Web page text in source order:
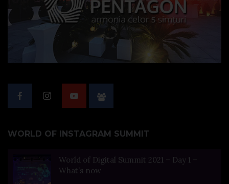
WORLD OF INSTAGRAM SUMMIT
World of Digital Summit 2021 – Day 1 –
What’s now